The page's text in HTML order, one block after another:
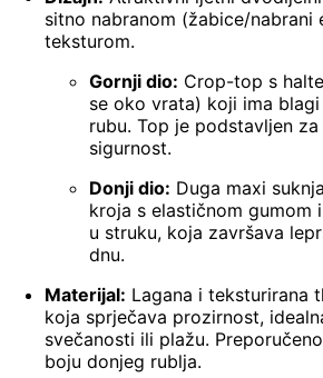
sitno nabranom (žabice/nabrani
teksturom.
Gornji dio: Crop-top s
se oko vrata) koji ima
rubu. Top je podstavljen
sigurnost.
Donji dio: Duga maxi
kroja s elastičnom gumom
u struku, koja završava
dnu.
Materijal: Lagana i teksturirana
koja sprječava prozirnost,
svečanosti ili plažu.
boju donjeg rublja.